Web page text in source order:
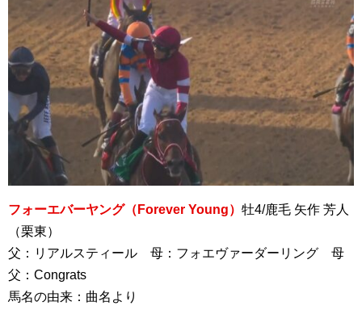
フォーエバーヤング（Forever Young） 牡4/鹿毛 矢作 芳人
（栗東）
父：リアルスティール 母：フォエヴァーダーリング 母
父：Congrats
馬名の由来：曲名より